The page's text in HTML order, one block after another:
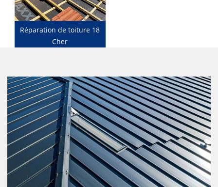
Réparation de toiture 18
Cher